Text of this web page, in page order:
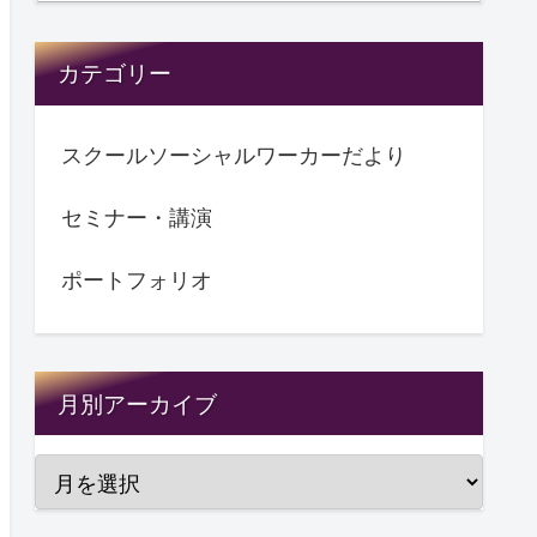
カテゴリー
スクールソーシャルワーカーだより
セミナー・講演
ポートフォリオ
月別アーカイブ